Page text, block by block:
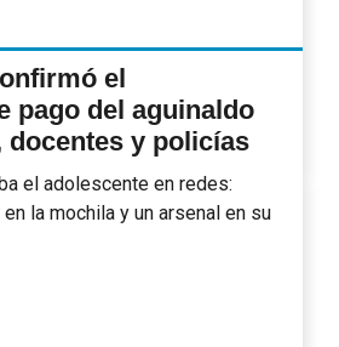
el
pago del aguinaldo
docentes y policías